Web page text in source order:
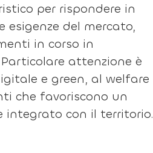
per rispondere in
esigenze del mercato,
in corso in
attenzione è
e green, al welfare
che favoriscono un
integrato con il territorio.